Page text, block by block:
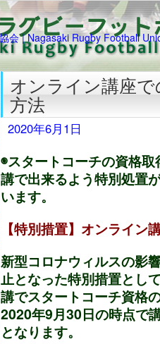
オンライン講座
方法
2020年6月1日
◉スタートコーチの資格
講で出来るよう特別処置
います。
【特別措置】オンライン
新型コロナウィルスの影
止となった特別措置とし
講でスタートコーチ資格
2020年9月30日の時点で
となります。